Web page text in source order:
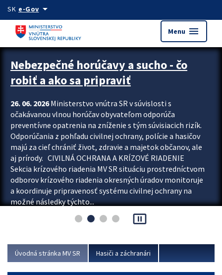
Preskocit na hlavný obsah
SK e-Govarrow_drop_down
Menu menu
Zastavit automatický posun upútavok
Nebezpečné horúčavy a sucho - čo
robiť a ako sa pripraviť
26. 06. 2026Ministerstvo vnútra SR v súvislosti s
očakávanou vlnou horúčav obyvateľom odporúča
preventívne opatrenia na zníženie s tým súvisiacich rizík.
Odporúčania z pohľadu civilnej ochrany, polície a hasičov
majú za cieľ chrániť život, zdravie a majetok občanov, ale
aj prírody. CIVILNÁ OCHRANA A KRÍZOVÉ RIADENIE
Sekcia krízového riadenia MV SR situáciu prostredníctvom
odborov krízového riadenia okresných úradov monitoruje
a koordinuje pripravenosť systému civilnej ochrany na
možné následky týchto...
pause_presentation
Úvodná stránka MV SR Hasiči a záchranári